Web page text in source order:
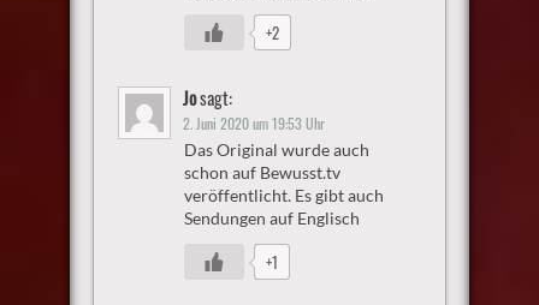
+2
Josagt:
2. Juni 2020 um 19:53 Uhr
Das Original wurde auch
schon auf Bewusst.tv
veröffentlicht. Es gibt auch
Sendungen auf Englisch
+1